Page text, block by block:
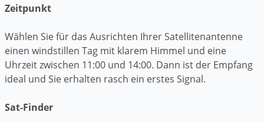
Zeitpunkt
Wählen Sie für das Ausrichten Ihrer Satellitenantenne
einen windstillen Tag mit klarem Himmel und eine
Uhrzeit zwischen 11:00 und 14:00. Dann ist der Empfang
ideal und Sie erhalten rasch ein erstes Signal.
Sat-Finder